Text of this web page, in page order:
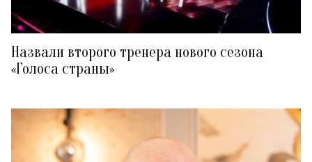
Назвали второго тренера нового сезона
«Голоса страны»